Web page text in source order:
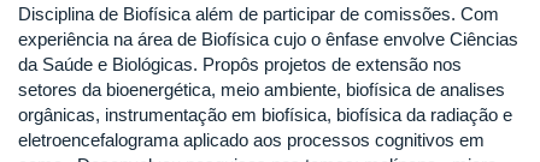
Disciplina de Biofísica além de participar de comissões. Com
experiência na área de Biofísica cujo o ênfase envolve Ciências
da Saúde e Biológicas. Propôs projetos de extensão nos
setores da bioenergética, meio ambiente, biofísica de analises
orgânicas, instrumentação em biofísica, biofísica da radiação e
eletroencefalograma aplicado aos processos cognitivos em